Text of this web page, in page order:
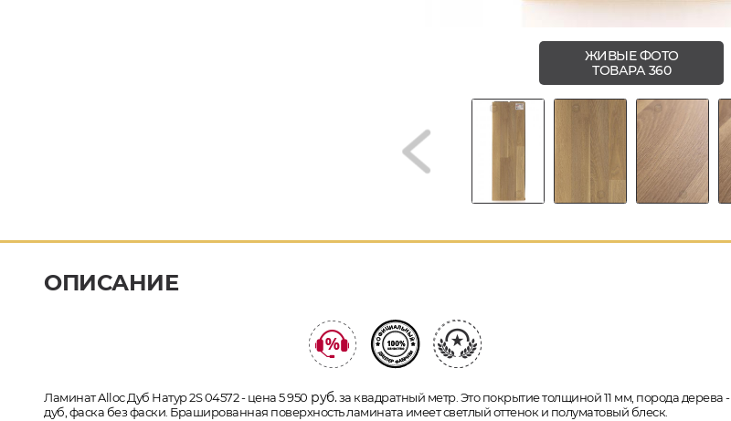
ЖИВЫЕ ФОТО
ТОВАРА 360
ОПИСАНИЕ
Ламинат Alloc Дуб Натур 2S 04572 - цена 5 950 руб.за квадратный метр. Это покрытие толщиной 11 мм, порода дерева -
дуб, фаска без фаски. Брашированная поверхность ламината имеет светлый оттенок и полуматовый блеск.